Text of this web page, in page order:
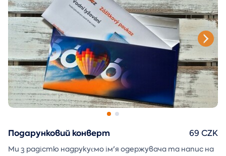
Подарунковий конверт
Ми з радістю надрукуємо ім'я одержувача та напис на
69 CZK